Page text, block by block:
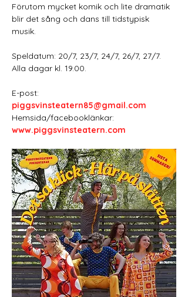
Förutom mycket komik och lite dramatik
blir det sång och dans till tidstypisk
musik.
Speldatum: 20/7, 23/7, 24/7, 26/7, 27/7.
Alla dagar kl. 19.00.
E-post:
piggsvinsteatern85@gmail.com
Hemsida/facebooklänkar:
www.piggsvinsteatern.com